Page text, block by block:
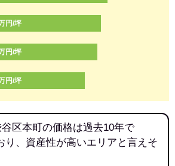
円/坪
円/坪
円/坪
谷区本町の価格は過去10年で
り、資産性が高いエリアと言えそ